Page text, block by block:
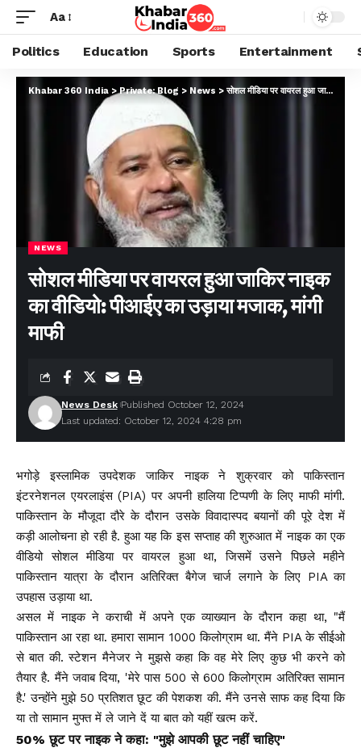
Aa
Politics Education Sports Entertainment
Khabar 360 India >Private: Blog > News >सोशल मीडिया पर वायरल हुआ जाकिर नाइक का वीडियो: पीआईए का उड़ाया मजाक, मांगी माफी
NEWS
सोशल मीडिया पर वायरल हुआ जाकिर नाइक
का वीडियो: पीआईए का उड़ाया मजाक, मांगी
माफी
Last updated: October 12, 2024 4:28 pm
News Desk Published October 12, 2024
भगोड़े इस्लामिक उपदेशक जाकिर नाइक ने शुक्रवार को पाकिस्तान
इंटरनेशनल एयरलाइंस (PIA) पर अपनी हालिया टिप्पणी के लिए माफी मांगी.
पाकिस्तान के मौजूदा दौरे के दौरान उसके विवादास्पद बयानों की पूरे देश में
कड़ी आलोचना हो रही है. हुआ यह कि इस सप्ताह की शुरुआत में नाइक का एक
वीडियो सोशल मीडिया पर वायरल हुआ था, जिसमें उसने पिछले महीने
पाकिस्तान यात्रा के दौरान अतिरिक्त बैगेज चार्ज लगाने के लिए PIA का
उपहास उड़ाया था.
असल में नाइक ने कराची में अपने एक व्याख्यान के दौरान कहा था, "मैं
पाकिस्तान आ रहा था. हमारा सामान 1000 किलोग्राम था. मैंने PIA के सीईओ
से बात की. स्टेशन मैनेजर ने मुझसे कहा कि वह मेरे लिए कुछ भी करने को
तैयार है. मैंने जवाब दिया, 'मेरे पास 500 से 600 किलोग्राम अतिरिक्त सामान
है.' उन्होंने मुझे 50 प्रतिशत छूट की पेशकश की. मैंने उनसे साफ कह दिया कि
या तो सामान मुफ्त में ले जाने दें या बात को यहीं खत्म करें.
50% छूट पर नाइक ने कहा: "मुझे आपकी छूट नहीं चाहिए"